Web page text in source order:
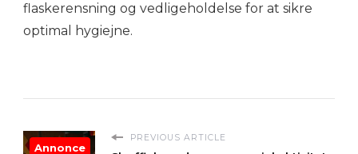
flaskerensning og vedligeholdelse for at sikre
optimal hygiejne.
PREVIOUS ARTICLE
Annonce